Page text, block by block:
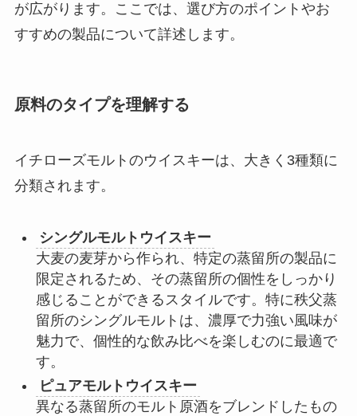
が広がります。ここでは、選び方のポイントやお
すすめの製品について詳述します。
原料のタイプを理解する
イチローズモルトのウイスキーは、大きく3種類に
分類されます。
シングルモルトウイスキー
大麦の麦芽から作られ、特定の蒸留所の製品に
限定されるため、その蒸留所の個性をしっかり
感じることができるスタイルです。特に秩父蒸
留所のシングルモルトは、濃厚で力強い風味が
魅力で、個性的な飲み比べを楽しむのに最適で
す。
ピュアモルトウイスキー
異なる蒸留所のモルト原酒をブレンドしたもの